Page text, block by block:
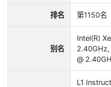
排名 第1150名
别名
Intel(R)
@
L1